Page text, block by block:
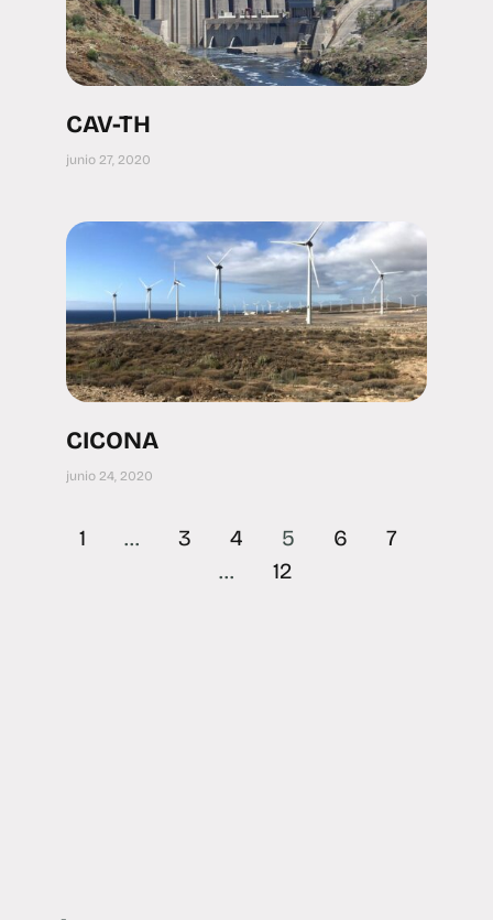
CAV-TH
junio 27, 2020
CICONA
junio 24, 2020
1 … 3 4 5 6
7
…
12